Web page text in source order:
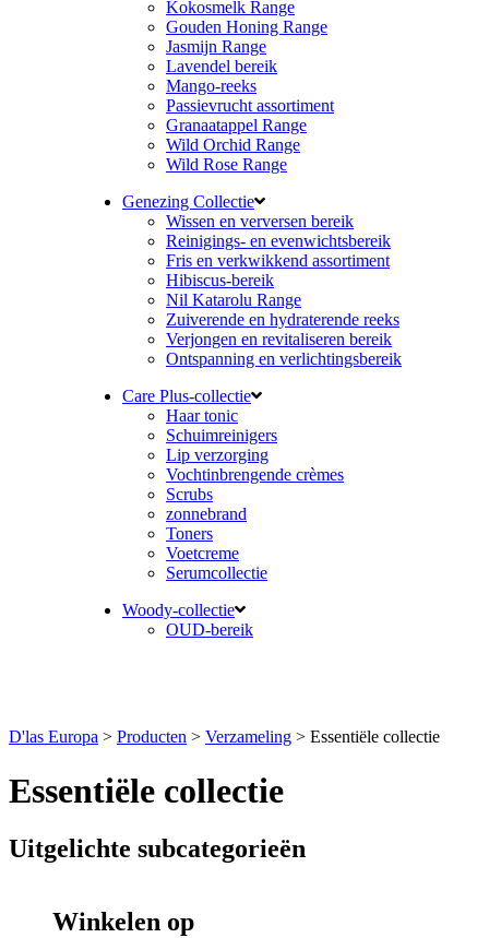
Kokosmelk Range
Gouden Honing Range
Jasmijn Range
Lavendel bereik
Mango-reeks
Passievrucht assortiment
Granaatappel Range
Wild Orchid Range
Wild Rose Range
Genezing Collectie
Wissen en verversen bereik
Reinigings- en evenwichtsbereik
Fris en verkwikkend assortiment
Hibiscus-bereik
Nil Katarolu Range
Zuiverende en hydraterende reeks
Verjongen en revitaliseren bereik
Ontspanning en verlichtingsbereik
Care Plus-collectie
Haar tonic
Schuimreinigers
Lip verzorging
Vochtinbrengende crèmes
Scrubs
zonnebrand
Toners
Voetcreme
Serumcollectie
Woody-collectie
OUD-bereik
D'las Europa > Producten > Verzameling > Essentiële collectie
Essentiële collectie
Uitgelichte subcategorieën
Winkelen op